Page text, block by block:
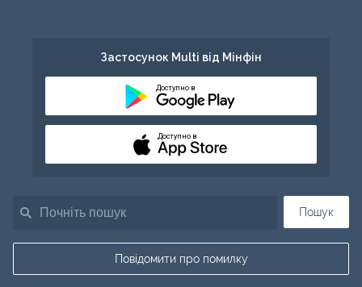
Пошук
Повідомити про помилку
Застосунок Multi від Мінфін
Доступно в
Доступно в